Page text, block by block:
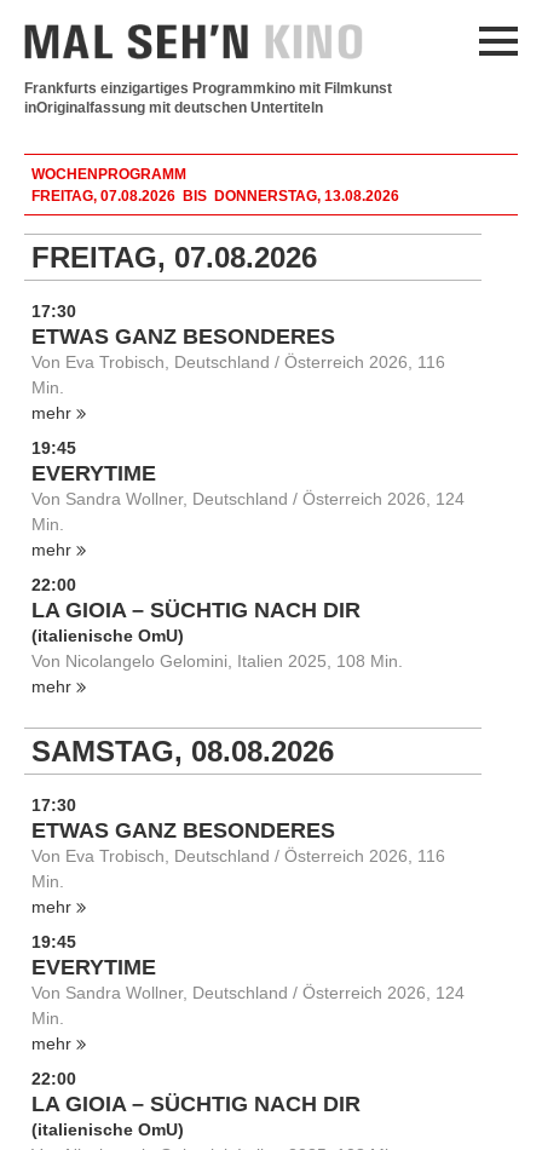
Frankfurts einzigartiges Programmkino mit Filmkunst
inOriginalfassung mit deutschen Untertiteln
WOCHENPROGRAMM
FREITAG, 07.08.2026 BIS DONNERSTAG, 13.08.2026
FREITAG, 07.08.2026
17:30
ETWAS GANZ BESONDERES
Von Eva Trobisch, Deutschland / Österreich 2026, 116
Min.
mehr
19:45
EVERYTIME
Von Sandra Wollner, Deutschland / Österreich 2026, 124
Min.
mehr
22:00
LA GIOIA – SÜCHTIG NACH DIR
(italienische OmU)
Von Nicolangelo Gelomini, Italien 2025, 108 Min.
mehr
SAMSTAG, 08.08.2026
17:30
ETWAS GANZ BESONDERES
Von Eva Trobisch, Deutschland / Österreich 2026, 116
Min.
mehr
19:45
EVERYTIME
Von Sandra Wollner, Deutschland / Österreich 2026, 124
Min.
mehr
22:00
LA GIOIA – SÜCHTIG NACH DIR
(italienische OmU)